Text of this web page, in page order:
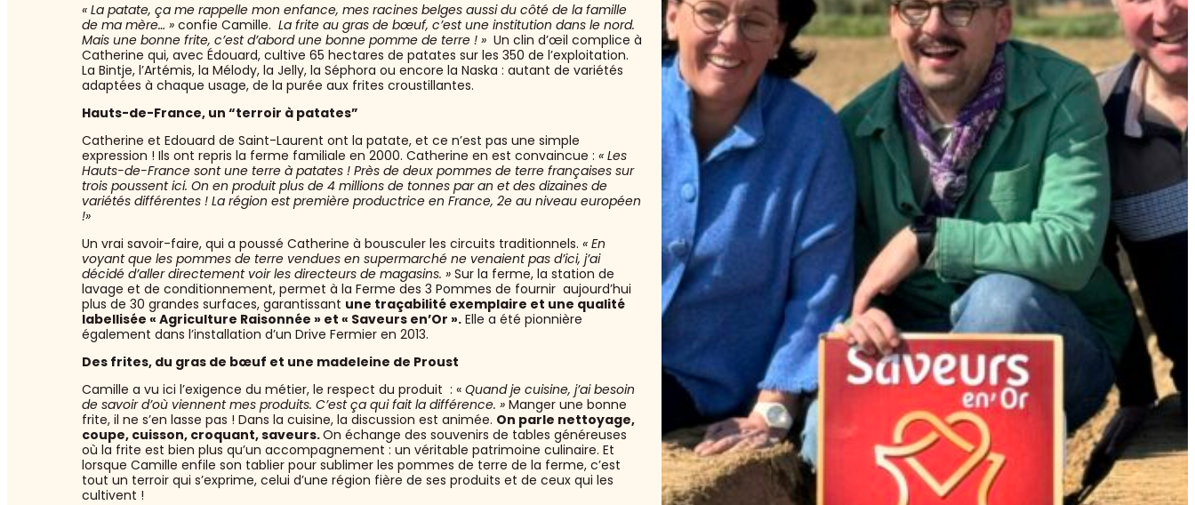
« La patate, ça me rappelle mon enfance, mes racines belges aussi du côté de la famille
de ma mère… » confie Camille. La frite au gras de bœuf, c’est une institution dans le nord.
Mais une bonne frite, c’est d’abord une bonne pomme de terre ! » Un clin d’œil complice à
Catherine qui, avec Édouard, cultive 65 hectares de patates sur les 350 de l’exploitation.
La Bintje, l’Artémis, la Mélody, la Jelly, la Séphora ou encore la Naska : autant de variétés
adaptées à chaque usage, de la purée aux frites croustillantes.
Hauts-de-France, un “terroir à patates”
Catherine et Edouard de Saint-Laurent ont la patate, et ce n’est pas une simple
expression ! Ils ont repris la ferme familiale en 2000. Catherine en est convaincue : « Les
Hauts-de-France sont une terre à patates ! Près de deux pommes de terre françaises sur
trois poussent ici. On en produit plus de 4 millions de tonnes par an et des dizaines de
variétés différentes ! La région est première productrice en France, 2e au niveau européen
!»
Un vrai savoir-faire, qui a poussé Catherine à bousculer les circuits traditionnels. « En
voyant que les pommes de terre vendues en supermarché ne venaient pas d’ici, j’ai
décidé d’aller directement voir les directeurs de magasins. » Sur la ferme, la station de
lavage et de conditionnement, permet à la Ferme des 3 Pommes de fournir aujourd’hui
plus de 30 grandes surfaces, garantissant une traçabilité exemplaire et une qualité
labellisée « Agriculture Raisonnée » et « Saveurs en’Or ». Elle a été pionnière
également dans l’installation d’un Drive Fermier en 2013.
Des frites, du gras de bœuf et une madeleine de Proust
Camille a vu ici l’exigence du métier, le respect du produit : « Quand je cuisine, j’ai besoin
de savoir d’où viennent mes produits. C’est ça qui fait la différence. » Manger une bonne
frite, il ne s’en lasse pas ! Dans la cuisine, la discussion est animée. On parle nettoyage,
coupe, cuisson, croquant, saveurs.On échange des souvenirs de tables généreuses
où la frite est bien plus qu’un accompagnement : un véritable patrimoine culinaire. Et
lorsque Camille enfile son tablier pour sublimer les pommes de terre de la ferme, c’est
tout un terroir qui s’exprime, celui d’une région fière de ses produits et de ceux qui les
cultivent !